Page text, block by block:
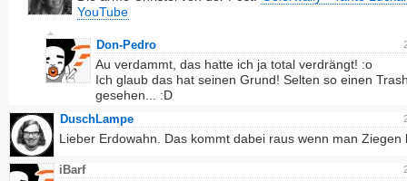
YouTube
Don-Pedro
Au verdammt, das hatte ich ja total verdrängt! :o
Ich glaub das hat seinen Grund! Selten so einen
gesehen... :D
DuschLampe
Lieber Erdowahn. Das kommt dabei raus wenn man Ziegen
iBarf